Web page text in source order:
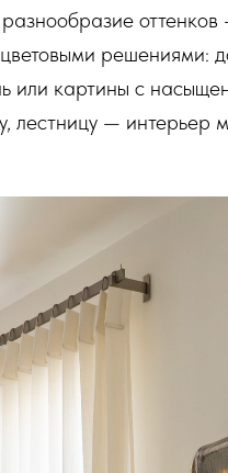
оттенков
решениями:
или картины с
лестницу — интерьер